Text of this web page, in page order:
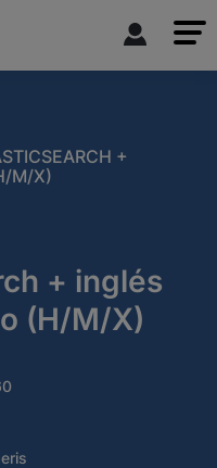
+
M/X)
+ inglés
(H/M/X)